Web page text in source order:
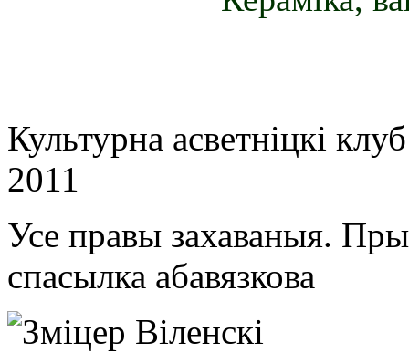
Культурна асветнiцкi
2011
Усе правы захаваныя.
спасылка абавязкова